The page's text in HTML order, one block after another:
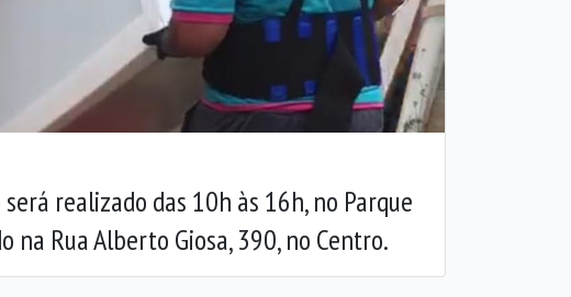
realizado das 10h às 16h, no Parque
na Rua Alberto Giosa, 390, no Centro.
Próxima